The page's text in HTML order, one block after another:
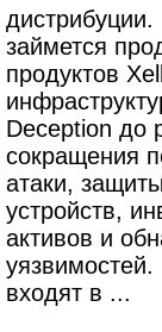
дистрибуции.
займется
продуктов
Deception до
сокращения
атаки,
устройств,
активов и
входят в ...